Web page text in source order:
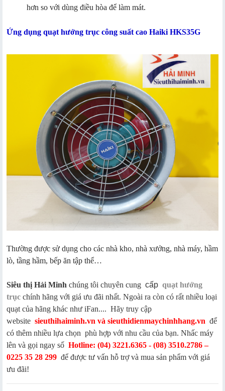
hơn so với dùng điều hòa để làm mát.
Ứng dụng quạt hướng trục công suất cao Haiki HKS35G
Thường được sử dụng cho các nhà kho, nhà xưởng, nhà máy, hầm
lò, tầng hầm, bếp ăn tập thể…
Siêu thị Hải Minh chúng tôi chuyên cung cấp quạt hướng
trục chính hãng với giá ưu đãi nhất. Ngoài ra còn có rất nhiều loại
quạt của hãng khác như iFan.... Hãy truy cập
website sieuthihaiminh.vn và sieuthidienmaychinhhang.vn để
có thêm nhiều lựa chọn phù hợp với nhu cầu của bạn. Nhấc máy
lên và gọi ngay số Hotline: (04) 3221.6365 - (08) 3510.2786 –
0225 35 28 299 để được tư vấn hỗ trợ và mua sản phẩm với giá
ưu đãi!